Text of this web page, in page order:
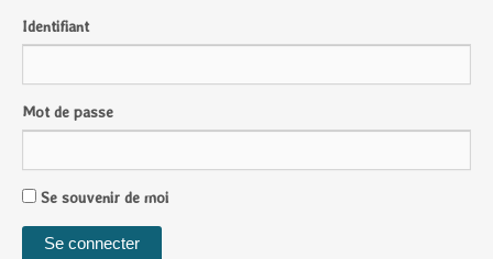
Identifiant
Mot de passe
Se souvenir de moi